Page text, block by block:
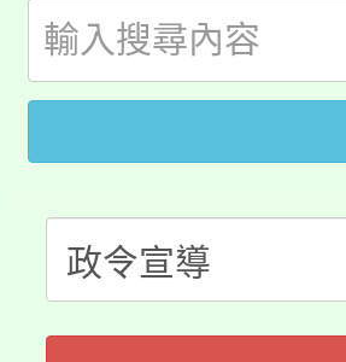
開!
115年桃園
田徑場及游
桃園市低收
視費優惠，
半價優惠，
者。
大園自造教
份教師增能
大溪自造教
份教師研習
淨零綠生活
會
115年食農